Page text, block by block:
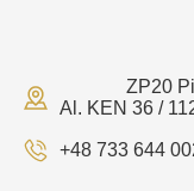
ZP20
Al. KEN 36 /
+48 733 644